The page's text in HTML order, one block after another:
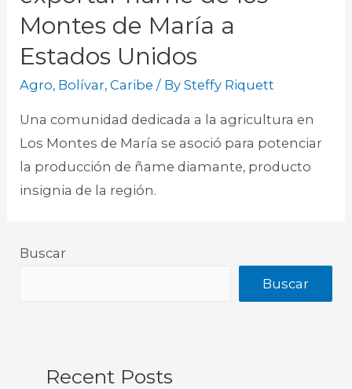
Montes de María a
Estados Unidos
Agro, Bolívar,Caribe / BySteffy Riquett
Una comunidad dedicada a la agricultura en
Los Montes de María se asoció para potenciar
la producción de ñame diamante, producto
insignia de la región.​
Buscar
Buscar
Recent Posts